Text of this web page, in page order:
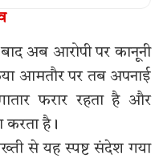
बाद अब आरोपी पर कानूनी
आमतौर पर तब अपनाई
फरार रहता है और
है।
से यह स्पष्ट संदेश गया